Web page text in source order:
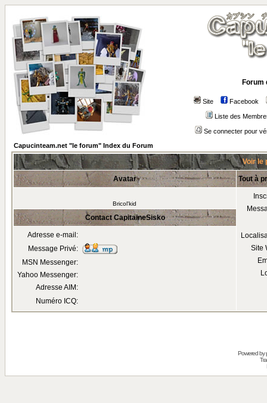
Forum
Site Facebook
Liste des
Se connecter pour
Capucinteam.net "le forum" Index du Forum
Voir le
Avatar Tout à
Bricol'kid
Site
Contact CapitaineSisko
Adresse e-mail:
Message Privé:
MSN Messenger:
Yahoo Messenger:
Adresse AIM:
Numéro ICQ:
Powered by